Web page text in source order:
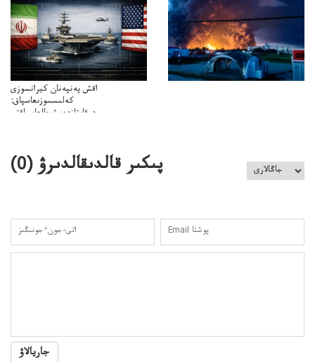
اقش پەنپەنان كيرانسوزى
كەلىسسوزىعاسپاق:
دوقايتازدەسۋىجالعاسپاقتى
پىكىر قالدىقالدىرۋ (0
)
جاريالاۋ